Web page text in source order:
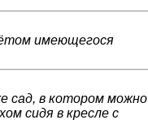
имеющегося
сад, в котором можно
сидя в кресле с